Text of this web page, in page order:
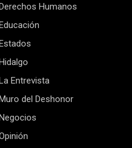
Humanos
Entrevista
del Deshonor